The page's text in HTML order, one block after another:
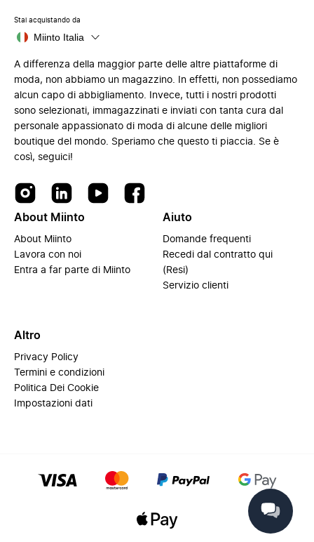
Stai acquistando da
Miinto Italia
A differenza della maggior parte delle altre piattaforme di
moda, non abbiamo un magazzino. In effetti, non possediamo
alcun capo di abbigliamento. Invece, tutti i nostri prodotti
sono selezionati, immagazzinati e inviati con tanta cura dal
personale appassionato di moda di alcune delle migliori
boutique del mondo. Speriamo che questo ti piaccia. Se è
così, seguici!
About Miinto
About Miinto
Lavora con noi
Entra a far parte di Miinto
Aiuto
Domande frequenti
Recedi dal contratto qui
(Resi)
Servizio clienti
Altro
Privacy Policy
Termini e condizioni
Politica Dei Cookie
Impostazioni dati